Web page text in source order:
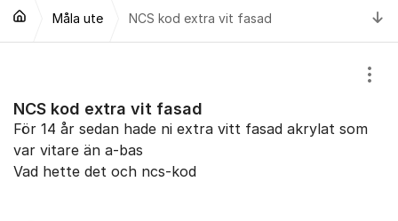
Easy Colour App
Måla ute NCS kod extra vit fasad
NCS kod extra vit fasad
För 14 år sedan hade ni extra vitt fasad akrylat som
var vitare än a-bas
Vad hette det och ncs-kod